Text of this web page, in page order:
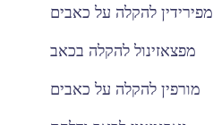
מפירידין להקלה על כאבים
מפצאזינול להקלה בכאב
מורפין להקלה על כאבים